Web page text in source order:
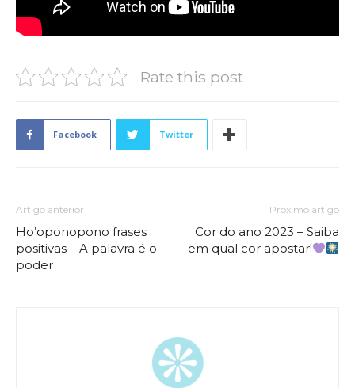
Rate this post
Facebook Twitter
Artigo anterior
Ho’oponopono frases
positivas – A palavra é o
poder
Próximo artigo
Cor do ano 2023 – Saiba
em qual cor apostar!